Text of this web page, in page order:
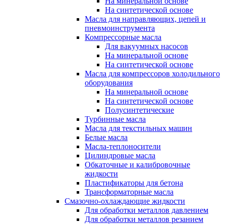
На синтетической основе
Масла для направляющих, цепей и
пневмоинструмента
Компрессорные масла
Для вакуумных насосов
На минеральной основе
На синтетической основе
Масла для компрессоров холодильного
оборудования
На минеральной основе
На синтетической основе
Полусинтетические
Турбинные масла
Масла для текстильных машин
Белые масла
Масла-теплоносители
Цилиндровые масла
Обкаточные и калибровочные
жидкости
Пластификаторы для бетона
Трансформаторные масла
Смазочно-охлаждающие жидкости
Для обработки металлов давлением
Для обработки металлов резанием